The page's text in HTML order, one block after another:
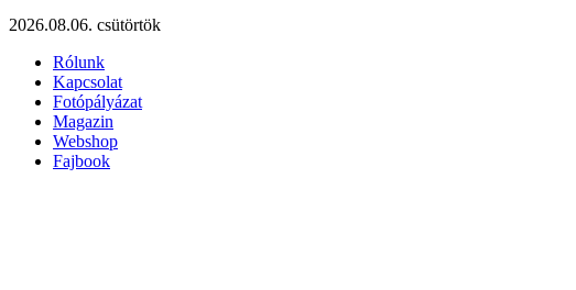
2026.08.06. csütörtök
Rólunk
Kapcsolat
Fotópályázat
Magazin
Webshop
Fajbook